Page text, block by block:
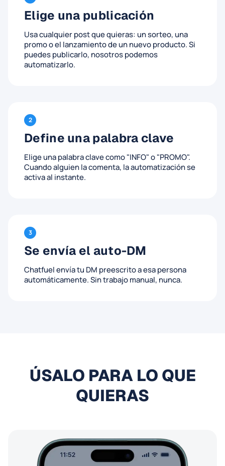
Elige una publicación
Usa cualquier post que quieras: un sorteo, una
promo o el lanzamiento de un nuevo producto. Si
puedes publicarlo, nosotros podemos
automatizarlo.
2
Define una palabra clave
Elige una palabra clave como "INFO" o "PROMO".
Cuando alguien la comenta, la automatización se
activa al instante.
3
Se envía el auto-DM
Chatfuel envía tu DM preescrito a esa persona
automáticamente. Sin trabajo manual, nunca.
ÚSALO PARA LO QUE
QUIERAS